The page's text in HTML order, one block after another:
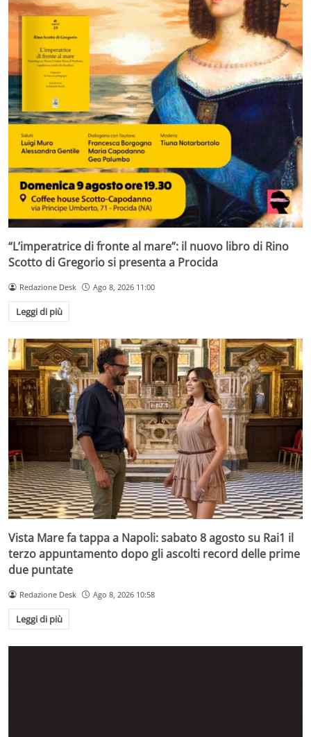
“L’imperatrice di fronte al mare”: il nuovo libro di Rino
Scotto di Gregorio si presenta a Procida
Redazione Desk Ago 8, 2026 11:00
Leggi di più
Vista Mare fa tappa a Napoli: sabato 8 agosto su Rai1 il
terzo appuntamento dopo gli ascolti record delle prime
due puntate
Redazione Desk Ago 8, 2026 10:58
Leggi di più